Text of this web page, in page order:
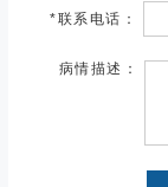
*联系电话：
病情描述：